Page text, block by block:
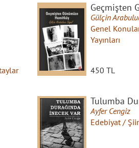
Geçmişten
Gülçin
Genel
Yayınları
450 TL
Tulumba
Ayfer Cengiz
Edebiyat / Şiir